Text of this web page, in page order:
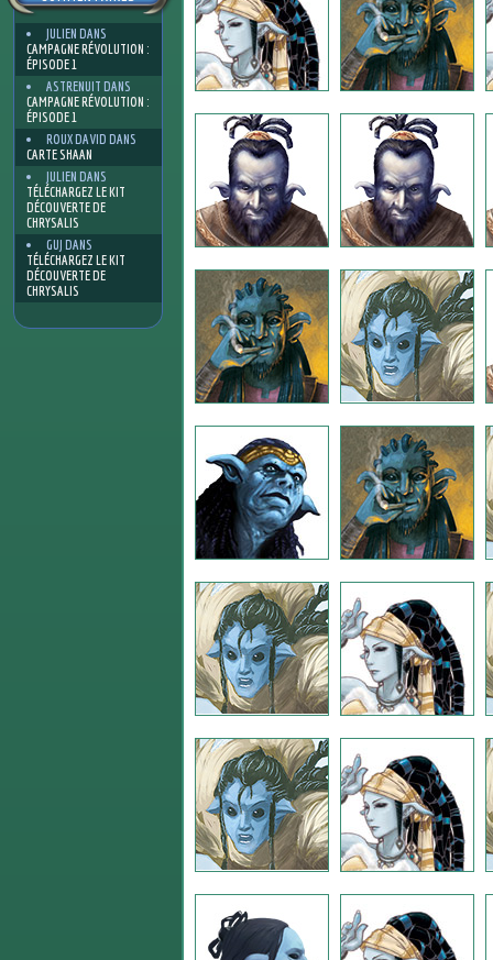
JULIEN DANS
CAMPAGNE RÉVOLUTION :
ÉPISODE 1
ASTRENUIT DANS
CAMPAGNE RÉVOLUTION :
ÉPISODE 1
ROUX DAVID DANS
CARTE SHAAN
JULIEN DANS
TÉLÉCHARGEZ LE KIT
DÉCOUVERTE DE
CHRYSALIS
GUJ DANS
TÉLÉCHARGEZ LE KIT
DÉCOUVERTE DE
CHRYSALIS